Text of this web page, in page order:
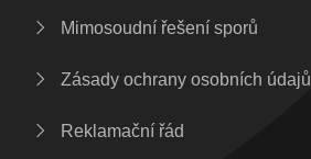
Mimosoudní řešení sporů
Zásady ochrany osobních údajů
Reklamační řád